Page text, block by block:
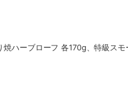
ハーブローフ 各170g、特級ス